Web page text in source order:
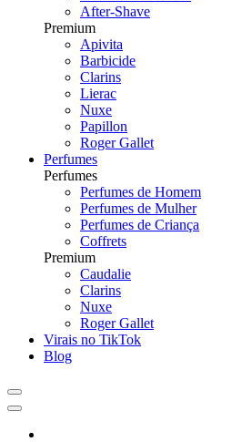
After-Shave
Premium
Apivita
Barbicide
Clarins
Lierac
Nuxe
Papillon
Roger Gallet
Perfumes
Perfumes
Perfumes de Homem
Perfumes de Mulher
Perfumes de Criança
Coffrets
Premium
Caudalie
Clarins
Nuxe
Roger Gallet
Virais no TikTok
Blog